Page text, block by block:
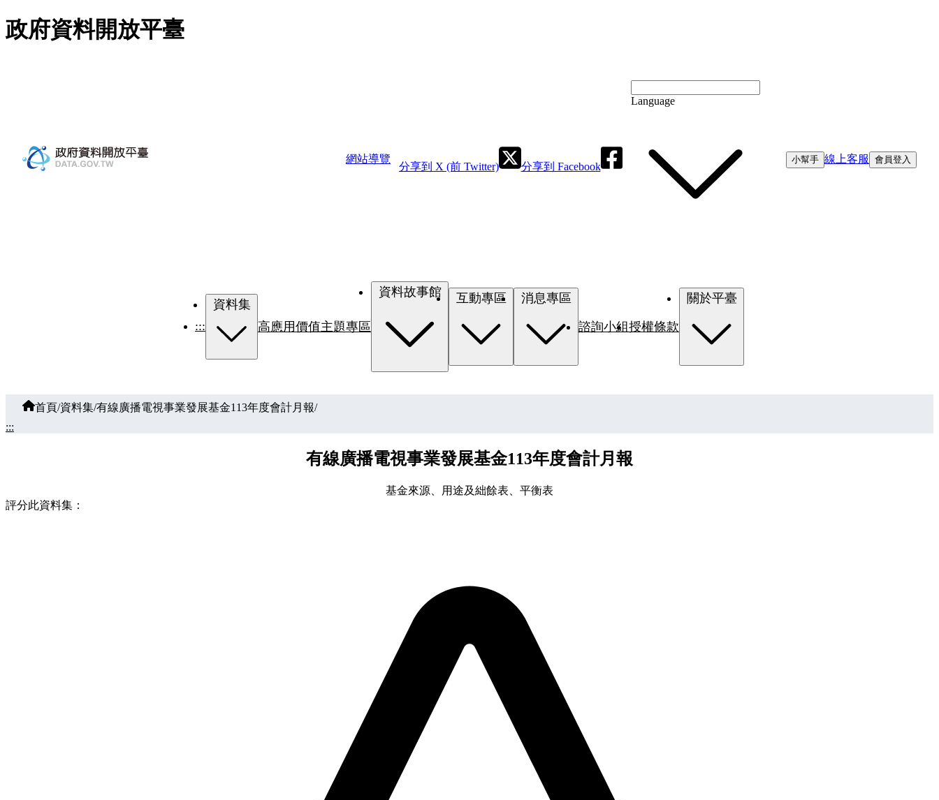
跳至主要內容
政府資料開放平臺
網站導覽
分享到 X (前 Twitter) 分享到 Facebook
Language
小幫手 線上客服 會員登入
:::
資料集
高應用價值主題專區
資料故事館
諮詢小組授權條款
首頁/資料集/有線廣播電視事業發展基金113年度會計月報/
:::
有線廣播電視事業發展基金113年度會計月報
基金來源、用途及絀餘表、平衡表
評分此資料集：